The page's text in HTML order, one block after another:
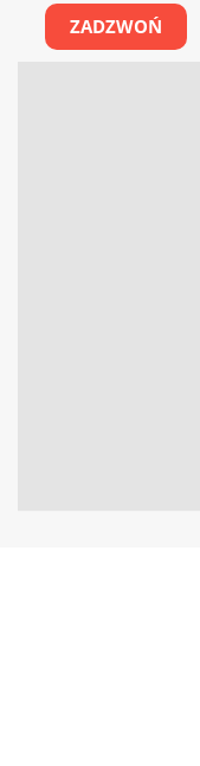
ZADZWOŃ